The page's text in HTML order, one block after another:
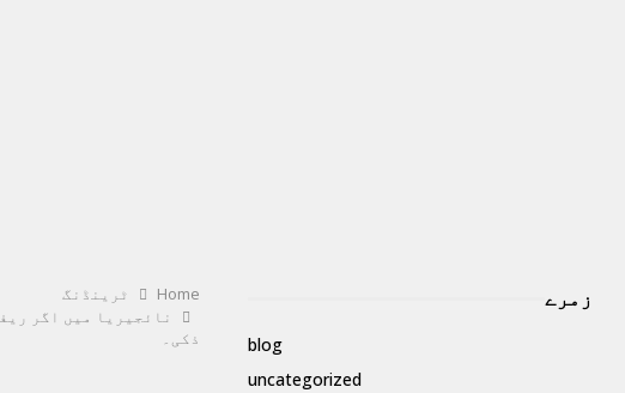
Home
ٹرینڈنگ
نائجیریا میں اگر
ذکی۔
زمرے
blog
uncategorized